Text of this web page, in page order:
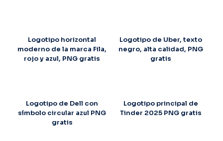
Logotipo horizontal
moderno de la marca Fila,
rojo y azul, PNG gratis
Logotipo de Uber, texto
negro, alta calidad, PNG
gratis
Logotipo de Dell con
símbolo circular azul PNG
gratis
Logotipo principal de
Tinder 2025 PNG gratis